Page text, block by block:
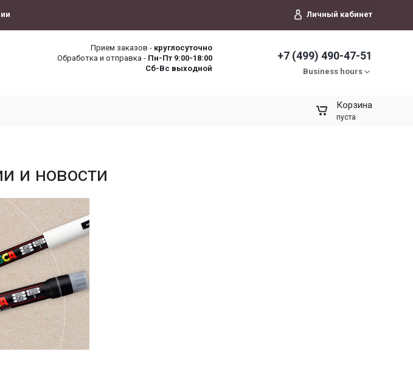
Личный кабинет
Прием заказов - круглосуточно
Обработка и отправка - Пн-Пт 9:00-18:00
Сб-Вс выходной
+7 (499) 490-47-51
Business hours
Корзина
пуста
и новости